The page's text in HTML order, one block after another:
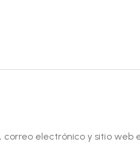
correo electrónico y sitio